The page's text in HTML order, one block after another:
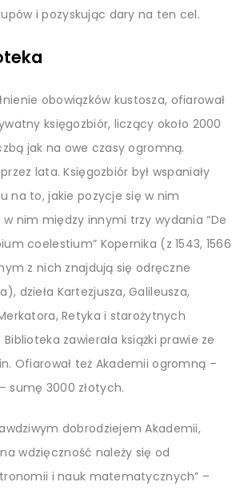
i pozyskując dary na ten cel.
obowiązków kustosza, ofiarował
księgozbiór, liczący około 2000
jak na owe czasy ogromną.
lata. Księgozbiór był wspaniały
na to, jakie pozycje się w nim
w nim między innymi trzy wydania “De
coelestium” Kopernika (z 1543, 1566
z nich znajdują się odręczne
dzieła Kartezjusza, Galileusza,
Retyka i starożytnych
zawierała książki prawie ze
Ofiarował też Akademii ogromną –
sumę 3000 złotych.
dobrodziejem Akademii,
wdzięczność należy się od
i nauk matematycznych” –